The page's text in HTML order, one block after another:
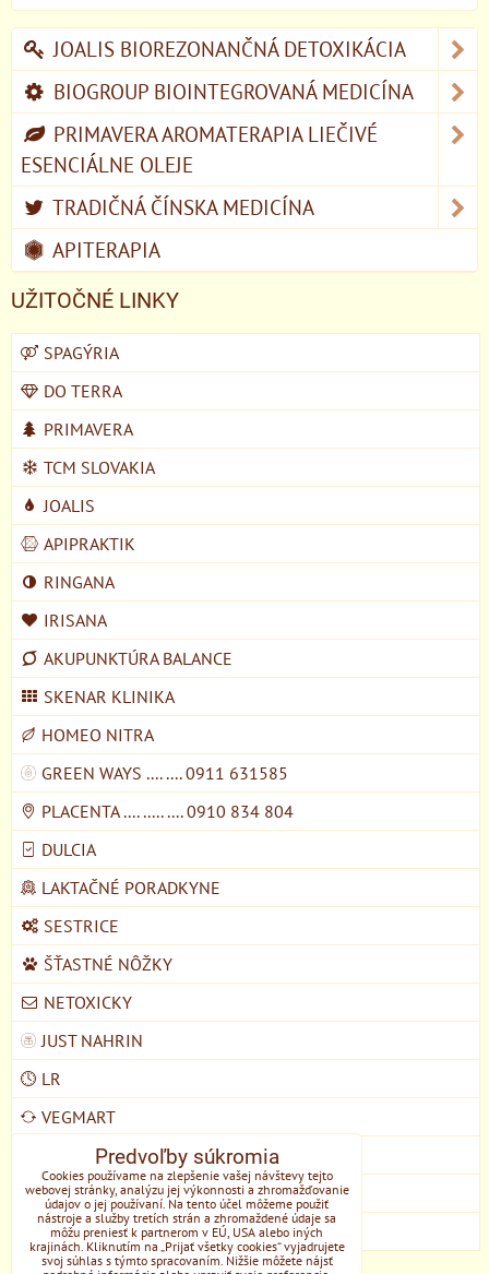
JOALIS BIOREZONANČNÁ DETOXIKÁCIA
BIOGROUP BIOINTEGROVANÁ MEDICÍNA
PRIMAVERA AROMATERAPIA LIEČIVÉ
ESENCIÁLNE OLEJE
TRADIČNÁ ČÍNSKA MEDICÍNA
APITERAPIA
UŽITOČNÉ LINKY
SPAGÝRIA
DO TERRA
PRIMAVERA
TCM SLOVAKIA
JOALIS
APIPRAKTIK
RINGANA
IRISANA
AKUPUNKTÚRA BALANCE
SKENAR KLINIKA
HOMEO NITRA
GREEN WAYS .... .... 0911 631585
PLACENTA .... ..... .... 0910 834 804
DULCIA
LAKTAČNÉ PORADKYNE
SESTRICE
ŠŤASTNÉ NÔŽKY
NETOXICKY
JUST NAHRIN
LR
VEGMART
MYCOMEDICA
DOMŠKOLA ŽIVOZEM STUPAVA
EONE
Predvoľby súkromia
Cookies používame na zlepšenie vašej návštevy tejto
webovej stránky, analýzu jej výkonnosti a zhromažďovanie
údajov o jej používaní. Na tento účel môžeme použiť
nástroje a služby tretích strán a zhromaždené údaje sa
môžu preniesť k partnerom v EÚ, USA alebo iných
krajinách. Kliknutím na „Prijať všetky cookies“ vyjadrujete
svoj súhlas s týmto spracovaním. Nižšie môžete nájsť